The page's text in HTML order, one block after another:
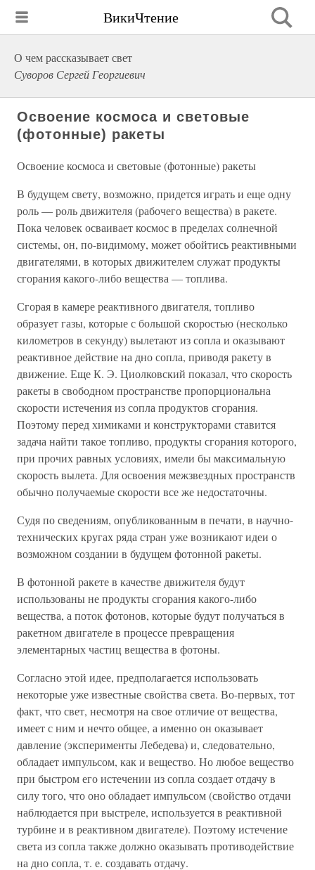
ВикиЧтение
О чем рассказывает свет
Суворов Сергей Георгиевич
Освоение космоса и световые
(фотонные) ракеты
Освоение космоса и световые (фотонные) ракеты
В будущем свету, возможно, придется играть и еще одну
роль — роль движителя (рабочего вещества) в ракете.
Пока человек осваивает космос в пределах солнечной
системы, он, по-видимому, может обойтись реактивными
двигателями, в которых движителем служат продукты
сгорания какого-либо вещества — топлива.
Сгорая в камере реактивного двигателя, топливо
образует газы, которые с большой скоростью (несколько
километров в секунду) вылетают из сопла и оказывают
реактивное действие на дно сопла, приводя ракету в
движение. Еще К. Э. Циолковский показал, что скорость
ракеты в свободном пространстве пропорциональна
скорости истечения из сопла продуктов сгорания.
Поэтому перед химиками и конструкторами ставится
задача найти такое топливо, продукты сгорания которого,
при прочих равных условиях, имели бы максимальную
скорость вылета. Для освоения межзвездных пространств
обычно получаемые скорости все же недостаточны.
Судя по сведениям, опубликованным в печати, в научно-
технических кругах ряда стран уже возникают идеи о
возможном создании в будущем фотонной ракеты.
В фотонной ракете в качестве движителя будут
использованы не продукты сгорания какого-либо
вещества, а поток фотонов, которые будут получаться в
ракетном двигателе в процессе превращения
элементарных частиц вещества в фотоны.
Согласно этой идее, предполагается использовать
некоторые уже известные свойства света. Во-первых, тот
факт, что свет, несмотря на свое отличие от вещества,
имеет с ним и нечто общее, а именно он оказывает
давление (эксперименты Лебедева) и, следовательно,
обладает импульсом, как и вещество. Но любое вещество
при быстром его истечении из сопла создает отдачу в
силу того, что оно обладает импульсом (свойство отдачи
наблюдается при выстреле, используется в реактивной
турбине и в реактивном двигателе). Поэтому истечение
света из сопла также должно оказывать противодействие
на дно сопла, т. е. создавать отдачу.